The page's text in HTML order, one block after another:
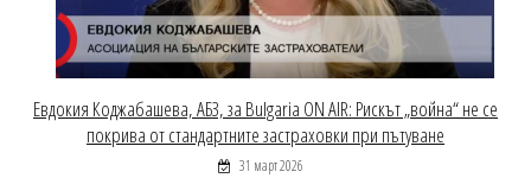
Евдокия Коджабашева, АБЗ, за Bulgaria ON AIR: Рискът „война“ не се
покрива от стандартните застраховки при пътуване
31 март 2026